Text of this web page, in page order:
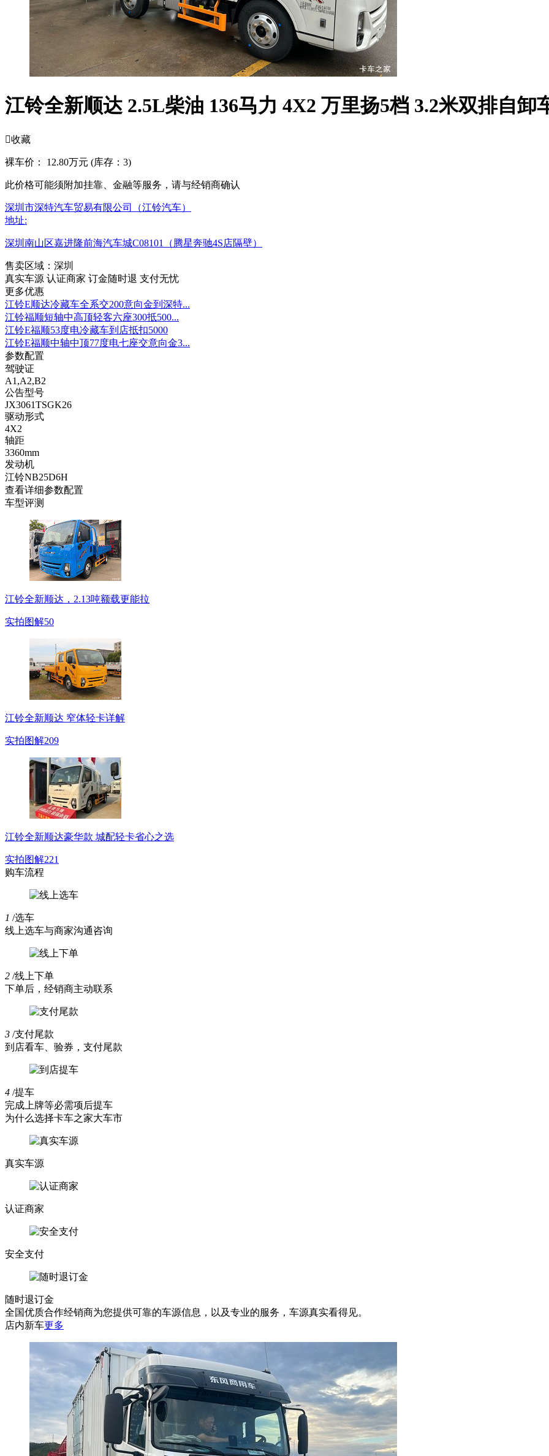
江铃全新顺达 2.5L柴油 136马力 4X2 万里扬5档 3.2米双排自卸
收藏
裸车价： 12.80万元 (库存：3)
此价格可能须附加挂靠、金融等服务，请与经销商确认
深圳市深特汽车贸易有限公司（江铃汽车）
地址:
深圳南山区嘉进隆前海汽车城C08101（腾星奔驰4S店隔壁）
售卖区域：深圳
真实车源 认证商家 订金随时退 支付无忧
更多优惠
江铃E顺达冷藏车全系交200意向金到深特...
江铃福顺短轴中高顶轻客六座300抵500...
江铃E福顺53度电冷藏车到店抵扣5000
江铃E福顺中轴中顶77度电七座交意向金3...
参数配置
驾驶证
A1,A2,B2
公告型号
JX3061TSGK26
驱动形式
4X2
轴距
3360mm
发动机
江铃NB25D6H
查看详细参数配置
车型评测
江铃全新顺达，2.13吨额载更能拉
实拍图解50
江铃全新顺达 窄体轻卡详解
实拍图解209
江铃全新顺达豪华款 城配轻卡省心之选
实拍图解221
购车流程
1 /选车
线上选车与商家沟通咨询
2 /线上下单
下单后，经销商主动联系
3 /支付尾款
到店看车、验券，支付尾款
4 /提车
完成上牌等必需项后提车
为什么选择卡车之家大车市
真实车源
认证商家
安全支付
随时退订金
全国优质合作经销商为您提供可靠的车源信息，以及专业的服务，车源真实看得见。
店内新车更多